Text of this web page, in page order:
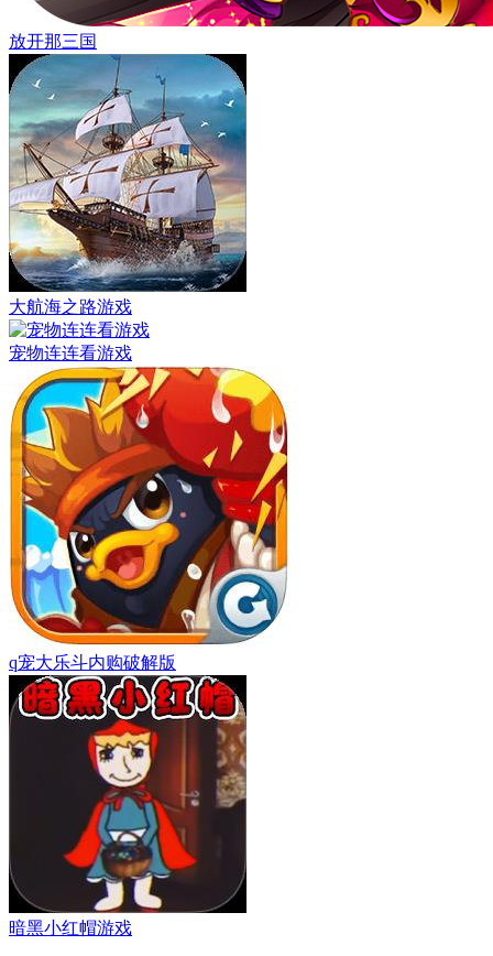
放开那三国
大航海之路游戏
宠物连连看游戏
q宠大乐斗内购破解版
暗黑小红帽游戏